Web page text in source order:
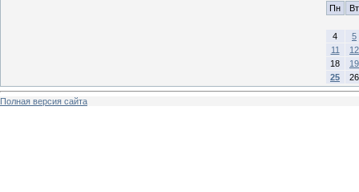
Пн
Вт
4
5
11
12
18
19
25
26
Полная версия сайта